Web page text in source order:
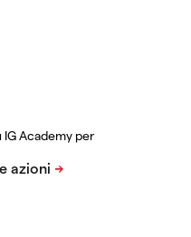
Academy per